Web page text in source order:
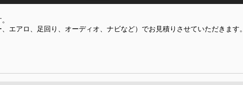
エアロ、足回り、オーディオ、ナビなど）でお見積りさせていただきます。